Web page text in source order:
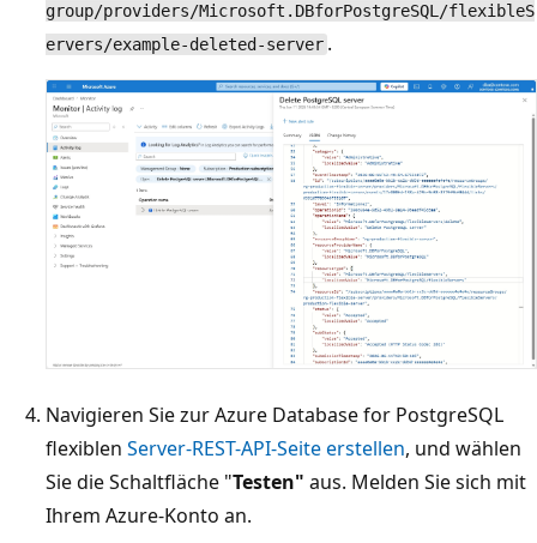
group/providers/Microsoft.DBforPostgreSQL/flexibleS
ervers/example-deleted-server .
Navigieren Sie zur Azure Database for PostgreSQL
flexiblen Server-REST-API-Seite erstellen, und wählen
Sie die Schaltfläche "Testen" aus. Melden Sie sich mit
Ihrem Azure-Konto an.